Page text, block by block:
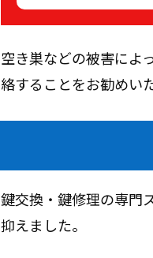
空き巣などの被害によ
絡することをお勧め
鍵交換・鍵修理の専門
抑えました。